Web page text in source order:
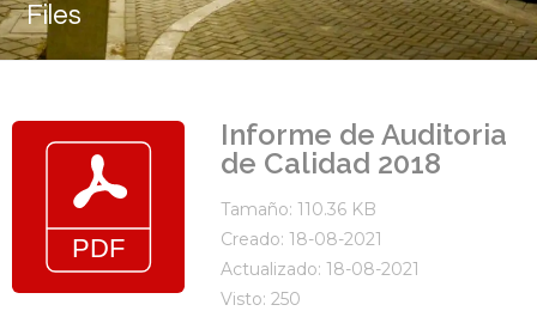
Files
Informe de Auditoria
de Calidad 2018
Tamaño: 110.36 KB
Creado: 18-08-2021
Actualizado: 18-08-2021
Visto: 250